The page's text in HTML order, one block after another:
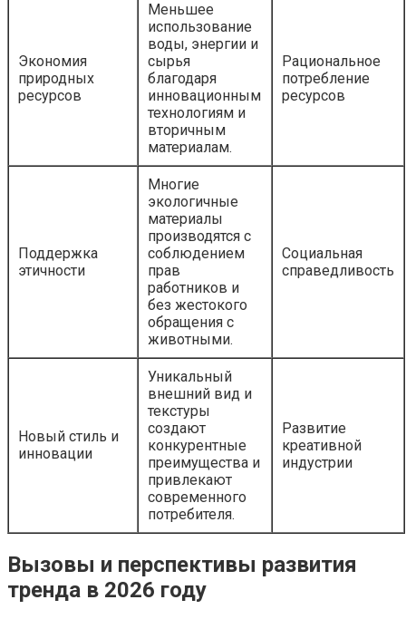
Экономия
природных
ресурсов
Меньшее
использование
воды, энергии и
сырья
благодаря
инновационным
технологиям и
вторичным
материалам.
Рациональное
потребление
ресурсов
Поддержка
этичности
Многие
экологичные
материалы
производятся с
соблюдением
прав
работников и
без жестокого
обращения с
животными.
Социальная
справедливость
Новый стиль и
инновации
Уникальный
внешний вид и
текстуры
создают
конкурентные
преимущества и
привлекают
современного
потребителя.
Развитие
креативной
индустрии
Вызовы и перспективы развития
тренда в 2026 году